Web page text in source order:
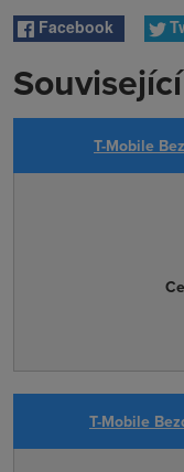
Facebook
T-Mobile
T-Mobile